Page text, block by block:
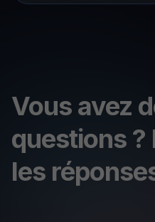
Vous avez
questions ?
les